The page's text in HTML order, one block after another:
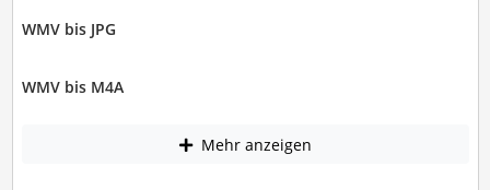
WMV bis JPG
WMV bis M4A
Mehr anzeigen